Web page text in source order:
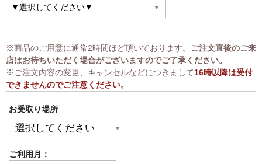
※商品のご用意に通常2時間ほど頂いております。 ご注文直後のご来
店はお待ちいただく場合がございますのでご了承ください。
※ご注文内容の変更、キャンセルなどにつきまして16時以降は受付
できませんのでご注意ください。
お受取り場所
ご利用月：